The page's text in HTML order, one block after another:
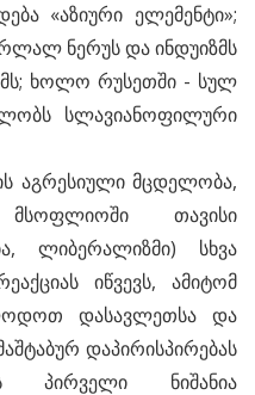
«აზიური ელემენტი»;
ნერუს და ინდუიზმს
ხოლო რუსეთში - სულ
სლავიანოფილური
აგრესიული მცდელობა,
თავისი
ლიბერალიზმი) სხვა
იწვევს, ამიტომ
დასავლეთსა და
დაპირისპირებას
ნიშანია